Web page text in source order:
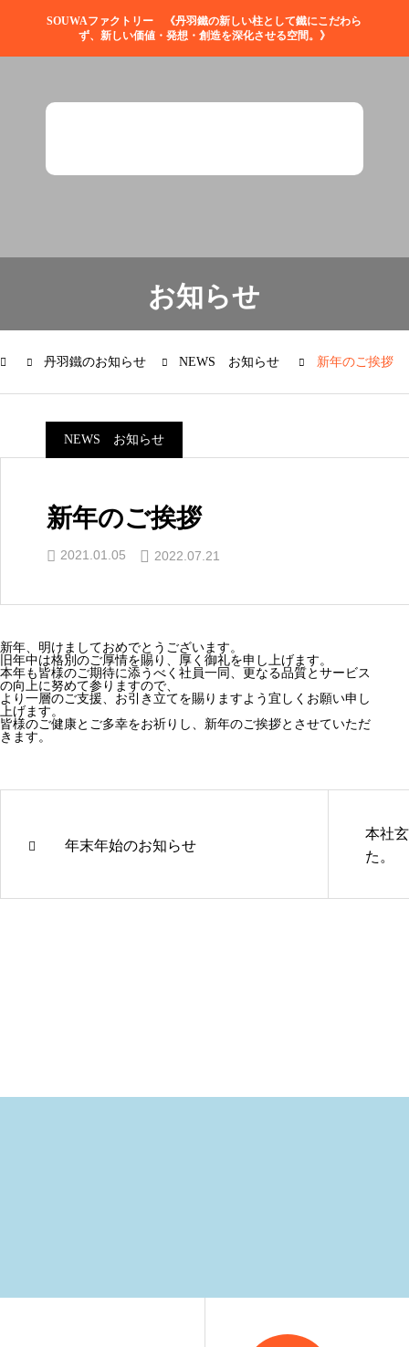
SOUWAファクトリー 《丹羽鐵の新しい柱として鐵にこだわら
ず、新しい価値・発想・創造を深化させる空間。》
お知らせ
丹羽鐵のお知らせ NEWS お知らせ 新年のご挨拶
NEWS お知らせ
新年のご挨拶
2021.01.05 2022.07.21
新年、明けましておめでとうございます。
旧年中は格別のご厚情を賜り、厚く御礼を申し上げます。
本年も皆様のご期待に添うべく 社員一同、更なる品質とサービス
の向上に努めて参りますので、
より一層のご支援、お引き立てを賜りますよう宜しくお願い申し
上げます。
皆様のご健康とご多幸をお祈りし、新年のご挨拶とさせていただ
きます。
年末年始のお知らせ
本社
た。